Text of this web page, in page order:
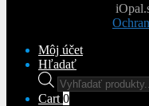
Môj účet
Hľadať
Products
search
Cart 0